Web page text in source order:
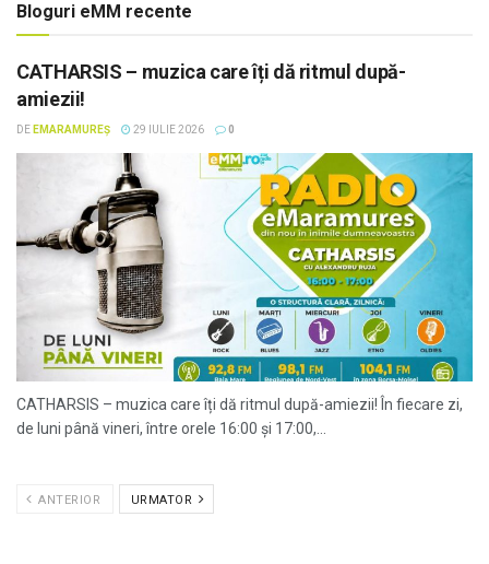
Bloguri eMM recente
CATHARSIS – muzica care îți dă ritmul după-
amiezii!
DE EMARAMUREȘ 29 IULIE 2026 0
CATHARSIS – muzica care îți dă ritmul după-amiezii! În fiecare zi,
de luni până vineri, între orele 16:00 și 17:00,...
ANTERIOR URMATOR